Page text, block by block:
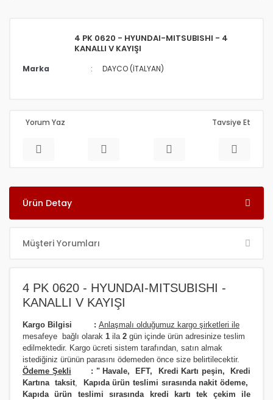
4 PK 0620 - HYUNDAI-MITSUBISHI - 4
KANALLI V KAYIŞI
Marka DAYCO (İTALYAN)
Yorum Yaz Tavsiye Et
Ürün Detay
Müşteri Yorumları
4 PK 0620 - HYUNDAI-MITSUBISHI -
KANALLI V KAYIŞI
Kargo Bilgisi : Anlaşmalı olduğumuz kargo şirketleri ile
mesafeye bağlı olarak 1 ila 2 gün içinde ürün adresinize teslim
edilmektedir. Kargo ücreti sistem tarafından, satın almak
istediğiniz ürünün parasını ödemeden önce size belirtilecektir.
Ödeme Şekli : " Havale, EFT, Kredi Kartı peşin,
Kredi
Kartına taksit,
Kapıda ürün teslimi sırasında nakit ödeme,
Kapıda ürün teslimi sırasında kredi kartı tek çekim ile